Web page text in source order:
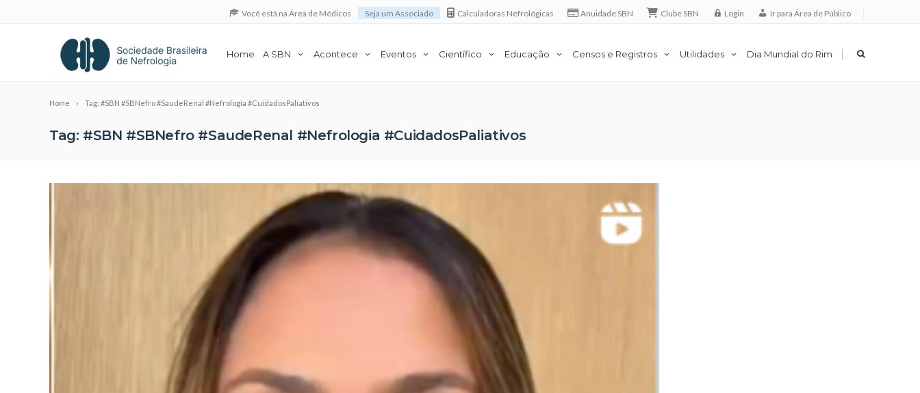
Você está na Área de Médicos Seja um Associado Calculadoras Nefrológicas Anuidade SBN Clube SBN Login Ir para Área de Público
Home A SBN Acontece Eventos Científico Educação Censos e Registros Utilidades Dia Mundial do Rim |
Home Tag: #SBN #SBNefro #SaudeRenal #Nefrologia #CuidadosPaliativos
Tag: #SBN #SBNefro #SaudeRenal #Nefrologia #CuidadosPaliativos